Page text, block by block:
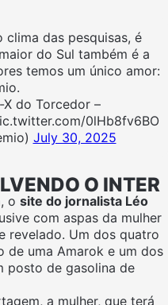
das pesquisas, é
do Sul também é a
temos um único amor:
X do Torcedor –
0lHb8fv6BO
July 30, 2025
O INTER
o site do jornalista Léo
com aspas da mulher
revelado. Um dos quatro
de uma Amarok e um dos
posto de gasolina de
a mulher, que terá